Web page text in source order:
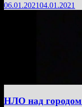
06.01.202104.01.2021
НЛО над